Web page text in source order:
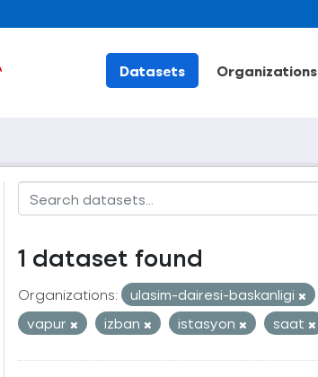
Datasets Organizations
1 dataset found
Organizations: ulasim-dairesi-baskanligi
vapur
izban istasyon saat